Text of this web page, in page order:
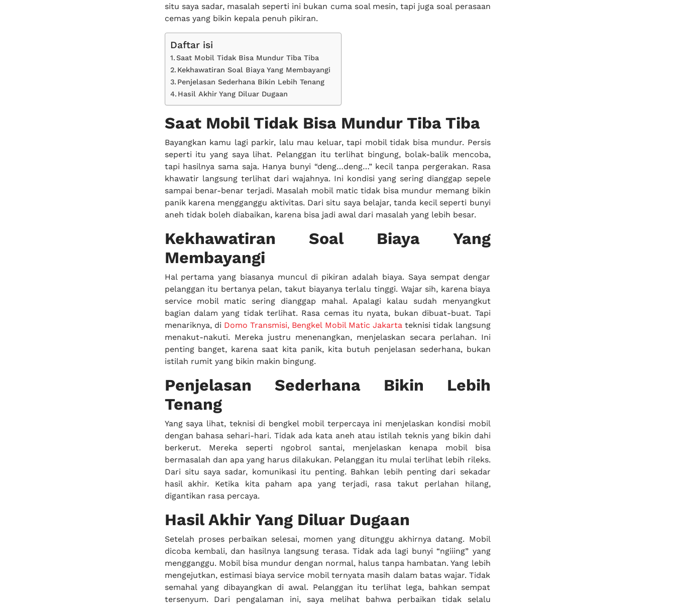
situ saya sadar, masalah seperti ini bukan cuma soal mesin, tapi juga soal perasaan
cemas yang bikin kepala penuh pikiran.
Daftar isi
Saat Mobil Tidak Bisa Mundur Tiba Tiba
Kekhawatiran Soal Biaya Yang Membayangi
Penjelasan Sederhana Bikin Lebih Tenang
Hasil Akhir Yang Diluar Dugaan
Saat Mobil Tidak Bisa Mundur Tiba Tiba
Bayangkan kamu lagi parkir, lalu mau keluar, tapi mobil tidak bisa mundur. Persis
seperti itu yang saya lihat. Pelanggan itu terlihat bingung, bolak-balik mencoba,
tapi hasilnya sama saja. Hanya bunyi “deng…deng…” kecil tanpa pergerakan. Rasa
khawatir langsung terlihat dari wajahnya. Ini kondisi yang sering dianggap sepele
sampai benar-benar terjadi. Masalah mobil matic tidak bisa mundur memang bikin
panik karena mengganggu aktivitas. Dari situ saya belajar, tanda kecil seperti bunyi
aneh tidak boleh diabaikan, karena bisa jadi awal dari masalah yang lebih besar.
Kekhawatiran Soal Biaya Yang
Membayangi
Hal pertama yang biasanya muncul di pikiran adalah biaya. Saya sempat dengar
pelanggan itu bertanya pelan, takut biayanya terlalu tinggi. Wajar sih, karena biaya
service mobil matic sering dianggap mahal. Apalagi kalau sudah menyangkut
bagian dalam yang tidak terlihat. Rasa cemas itu nyata, bukan dibuat-buat. Tapi
menariknya, di Domo Transmisi, Bengkel Mobil Matic Jakartateknisi tidak langsung
menakut-nakuti. Mereka justru menenangkan, menjelaskan secara perlahan. Ini
penting banget, karena saat kita panik, kita butuh penjelasan sederhana, bukan
istilah rumit yang bikin makin bingung.
Penjelasan Sederhana Bikin Lebih
Tenang
Yang saya lihat, teknisi di bengkel mobil terpercaya ini menjelaskan kondisi mobil
dengan bahasa sehari-hari. Tidak ada kata aneh atau istilah teknis yang bikin dahi
berkerut. Mereka seperti ngobrol santai, menjelaskan kenapa mobil bisa
bermasalah dan apa yang harus dilakukan. Pelanggan itu mulai terlihat lebih rileks.
Dari situ saya sadar, komunikasi itu penting. Bahkan lebih penting dari sekadar
hasil akhir. Ketika kita paham apa yang terjadi, rasa takut perlahan hilang,
digantikan rasa percaya.
Hasil Akhir Yang Diluar Dugaan
Setelah proses perbaikan selesai, momen yang ditunggu akhirnya datang. Mobil
dicoba kembali, dan hasilnya langsung terasa. Tidak ada lagi bunyi “ngiiing” yang
mengganggu. Mobil bisa mundur dengan normal, halus tanpa hambatan. Yang lebih
mengejutkan, estimasi biaya service mobil ternyata masih dalam batas wajar. Tidak
semahal yang dibayangkan di awal. Pelanggan itu terlihat lega, bahkan sempat
tersenyum. Dari pengalaman ini, saya melihat bahwa perbaikan tidak selalu